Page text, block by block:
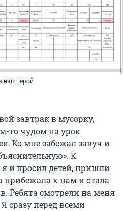
наш герой
завтрак в мусорку,
то чудом на урок
Ко мне забежал завуч и
К
и просил детей, пришли
прибежала к нам и стала
Ребята смотрели на меня
сразу перед всеми